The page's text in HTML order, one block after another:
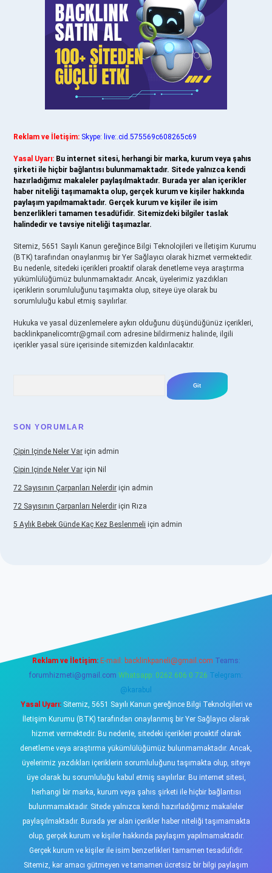
Reklam ve İletişim: Skype: live:.cid.575569c608265c69
Yasal Uyarı: Bu internet sitesi, herhangi bir marka, kurum veya şahıs
şirketi ile hiçbir bağlantısı bulunmamaktadır. Sitede yalnızca kendi
hazırladığımız makaleler paylaşılmaktadır. Burada yer alan içerikler
haber niteliği taşımamakta olup, gerçek kurum ve kişiler hakkında
paylaşım yapılmamaktadır. Gerçek kurum ve kişiler ile isim
benzerlikleri tamamen tesadüfidir. Sitemizdeki bilgiler taslak
halindedir ve tavsiye niteliği taşımazlar.
Sitemiz, 5651 Sayılı Kanun gereğince Bilgi Teknolojileri ve İletişim Kurumu
(BTK) tarafından onaylanmış bir Yer Sağlayıcı olarak hizmet vermektedir.
Bu nedenle, sitedeki içerikleri proaktif olarak denetleme veya araştırma
yükümlülüğümüz bulunmamaktadır. Ancak, üyelerimiz yazdıkları
içeriklerin sorumluluğunu taşımakta olup, siteye üye olarak bu
sorumluluğu kabul etmiş sayılırlar.
Hukuka ve yasal düzenlemelere aykırı olduğunu düşündüğünüz içerikleri,
backlinkpanelicomtr@gmail.com adresine bildirmeniz halinde, ilgili
içerikler yasal süre içerisinde sitemizden kaldırılacaktır.
SON YORUMLAR
Çipin Içinde Neler Var için admin
Çipin Içinde Neler Var için Nil
72 Sayısının Çarpanları Nelerdir için admin
72 Sayısının Çarpanları Nelerdir için Rıza
5 Aylık Bebek Günde Kaç Kez Beslenmeli için admin
Reklam ve İletişim: E-mail: backlinkpaneli@gmail.com Teams:
forumhizmeti@gmail.com Whatsapp: 0262 606 0 726 Telegram:
@karabul
Yasal Uyarı:Sitemiz, 5651 Sayılı Kanun gereğince Bilgi Teknolojileri ve
İletişim Kurumu (BTK) tarafından onaylanmış bir Yer Sağlayıcı olarak
hizmet vermektedir. Bu nedenle, sitedeki içerikleri proaktif olarak
denetleme veya araştırma yükümlülüğümüz bulunmamaktadır. Ancak,
üyelerimiz yazdıkları içeriklerin sorumluluğunu taşımakta olup, siteye
üye olarak bu sorumluluğu kabul etmiş sayılırlar. Bu internet sitesi,
herhangi bir marka, kurum veya şahıs şirketi ile hiçbir bağlantısı
bulunmamaktadır. Sitede yalnızca kendi hazırladığımız makaleler
paylaşılmaktadır. Burada yer alan içerikler haber niteliği taşımamakta
olup, gerçek kurum ve kişiler hakkında paylaşım yapılmamaktadır.
Gerçek kurum ve kişiler ile isim benzerlikleri tamamen tesadüfidir.
Sitemiz, kar amacı gütmeyen ve tamamen ücretsiz bir bilgi paylaşım